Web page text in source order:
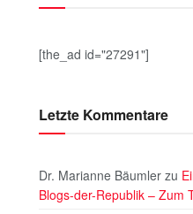
[the_ad id="27291"]
Letzte Kommentare
Dr. Marianne Bäumler zu
Blogs-der-Republik – Zum